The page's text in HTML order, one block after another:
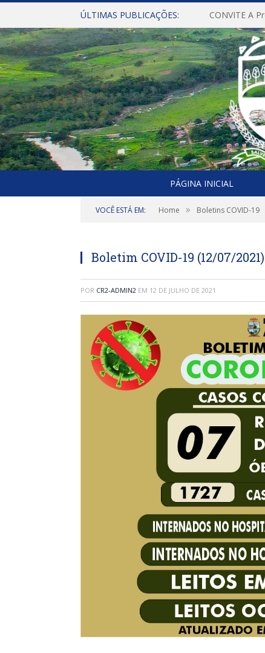
ÚLTIMAS PUBLICAÇÕES:
PÁGINA INICIAL
VOCÊ ESTÁ EM: Home » Boletins COVID-19
Boletim COVID-19 (12/07/2021)
POR CR2-ADMIN2 EM 12 DE JULHO DE 2021